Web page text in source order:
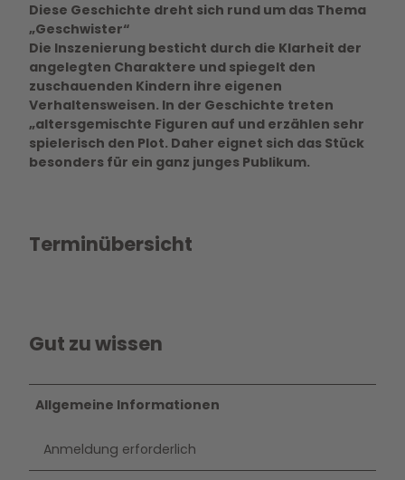
Diese Geschichte dreht sich rund um das Thema
„Geschwister“
Die Inszenierung besticht durch die Klarheit der
angelegten Charaktere und spiegelt den
zuschauenden Kindern ihre eigenen
Verhaltensweisen. In der Geschichte treten
„altersgemischte Figuren auf und erzählen sehr
spielerisch den Plot. Daher eignet sich das Stück
besonders für ein ganz junges Publikum.
Terminübersicht
Gut zu wissen
Allgemeine Informationen
Anmeldung erforderlich